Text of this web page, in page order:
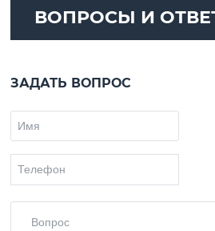
ВОПРОСЫ И
ЗАДАТЬ ВОПРОС